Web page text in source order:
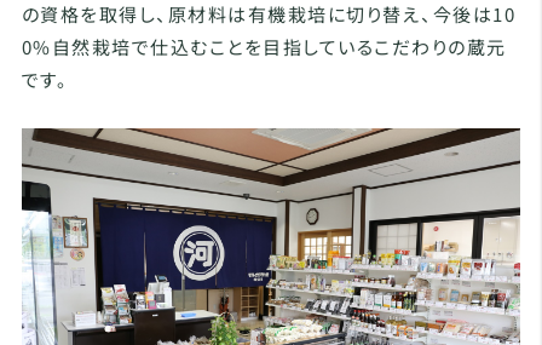
の資格を取得し、原材料は有機栽培に切り替え、今後は10
0%自然栽培で仕込むことを目指しているこだわりの蔵元
です。